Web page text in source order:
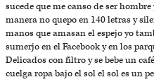
sucede que me canso de ser
manera no quepo en 140 letras y
manos que amasan el espejo yo
sumerjo en el Facebook y en los
Delicados con filtro y se bebe un
cuelga ropa bajo el sol el sol es un